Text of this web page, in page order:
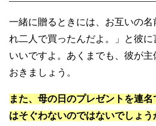
一緒に贈るときには、お互いの名
れ二人で買ったんだよ。」と彼
いいですよ。あくまでも、彼が
おきましょう。
また、母の日のプレゼントを連
はそぐわないのではないでしょ